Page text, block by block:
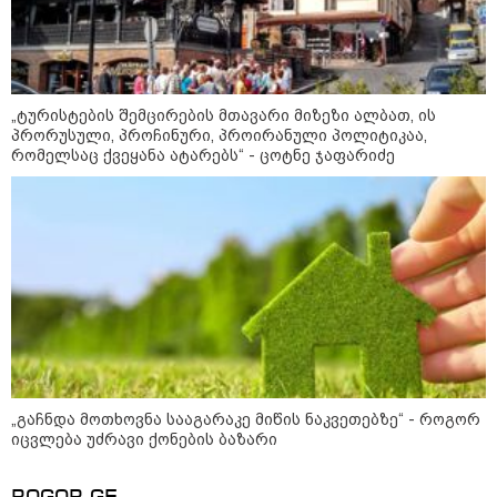
პოლიციამ ,,გლოვოს” კურიერზე
თავდასხმის ბრალდებით 3 პირი,
მათ შორის 2 არასრულწლოვანი
დააკავა - შსს ინფორმაციას
ავრცელებს
"ეს ის ადგილია, საიდანაც
გუშინდელი ვიდეო ვირუსულად
გავრცელდა.... დანარჩენი თქვენ
განსაჯეთ, რამდენად
შესაძლებელია აქ ადამიანის
გადავარდნა" - რა კადრებს
აქვეყნებს კობა ახალაძე
მლეთიდან, სადაც 12 წლის წინ
გურამ დადიანიძე გაუჩინარდა?
პოლიტიკა
„ტურისტების შემცირების მთავარი მიზეზი ალბათ, ის
პრორუსული, პროჩინური, პროირანული პოლიტიკაა,
რომელსაც ქვეყანა ატარებს“ - ცოტნე ჯაფარიძე
„გაჩნდა მოთხოვნა სააგარაკე მიწის ნაკვეთებზე“ - როგორ
იცვლება უძრავი ქონების ბაზარი